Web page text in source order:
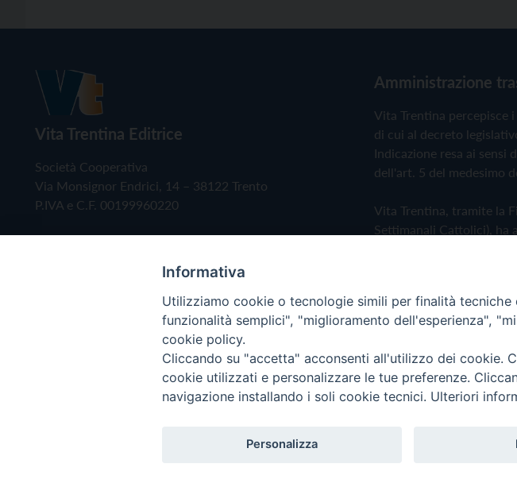
Vita Trentina Editrice
Società Cooperativa
Via Monsignor Endrici, 14 – 38122 Trento
P.IVA e C.F. 00199960220
Amministrazione
Vita Trentina
di cui al decreto
Indicazione resa ai sensi
dell'art. 5 del medesimo
Vita Trentina, tramite la
Settimanali Cattolici), ha
Privacy Policy Cookie
Copyright © 2019 - Tutti i diritti riservati - Vita Trentina Editrice
Informativa
Utilizziamo cookie o tecnologie simili per finalità
funzionalità semplici", "miglioramento dell'esperienza",
cookie policy.
Cliccando su "accetta" acconsenti all'utilizzo dei cookie.
cookie utilizzati e personalizzare le tue preferenze.
navigazione installando i soli cookie tecnici. Ulteriori
Personalizza